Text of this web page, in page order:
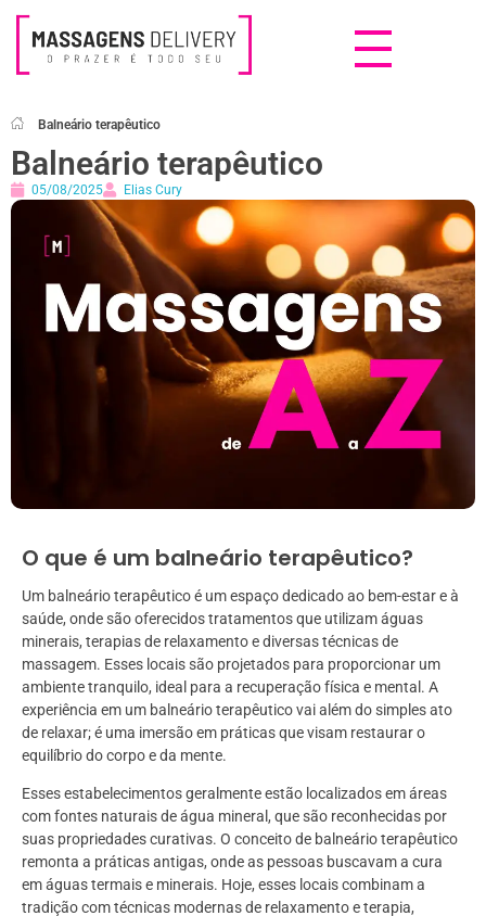
Balneário terapêutico
Balneário terapêutico
05/08/2025 Elias Cury
O que é um balneário terapêutico?
Um balneário terapêutico é um espaço dedicado ao bem-estar e à
saúde, onde são oferecidos tratamentos que utilizam águas
minerais, terapias de relaxamento e diversas técnicas de
massagem. Esses locais são projetados para proporcionar um
ambiente tranquilo, ideal para a recuperação física e mental. A
experiência em um balneário terapêutico vai além do simples ato
de relaxar; é uma imersão em práticas que visam restaurar o
equilíbrio do corpo e da mente.
Esses estabelecimentos geralmente estão localizados em áreas
com fontes naturais de água mineral, que são reconhecidas por
suas propriedades curativas. O conceito de balneário terapêutico
remonta a práticas antigas, onde as pessoas buscavam a cura
em águas termais e minerais. Hoje, esses locais combinam a
tradição com técnicas modernas de relaxamento e terapia,